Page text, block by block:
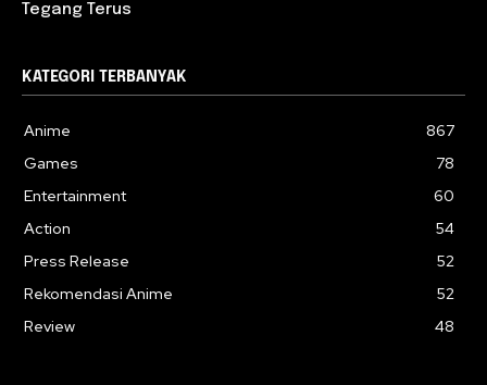
Tegang Terus
KATEGORI TERBANYAK
Anime
867
Games
78
Entertainment
60
Action
54
Press Release
52
Rekomendasi Anime
52
Review
48